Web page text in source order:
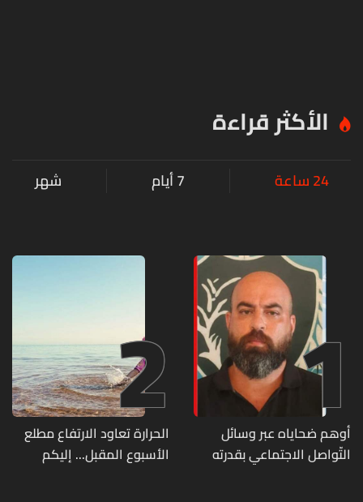
الأكثر قراءة
24 ساعة 7 أيام شهر
1
أوهم ضحاياه عبر وسائل
التّواصل الاجتماعي بقدرته
2
الحرارة تعاود الارتفاع مطلع
الأسبوع المقبل... إليكم